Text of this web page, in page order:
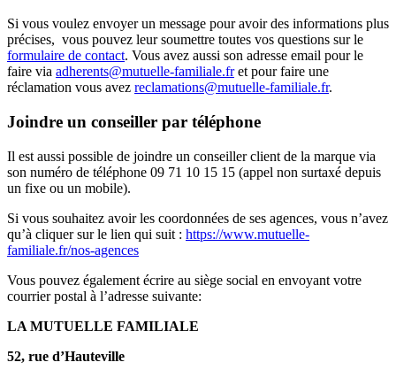
Si vous voulez envoyer un message pour avoir des informations plus
précises, vous pouvez leur soumettre toutes vos questions sur le
formulaire de contact. Vous avez aussi son adresse email pour le
faire via adherents@mutuelle-familiale.fret pour faire une
réclamation vous avez reclamations@mutuelle-familiale.fr.
Joindre un conseiller par téléphone
Il est aussi possible de joindre un conseiller client de la marque via
son numéro de téléphone 09 71 10 15 15 (appel non surtaxé depuis
un fixe ou un mobile).
Si vous souhaitez avoir les coordonnées de ses agences, vous n’avez
qu’à cliquer sur le lien qui suit : https://www.mutuelle-
familiale.fr/nos-agences
Vous pouvez également écrire au siège social en envoyant votre
courrier postal à l’adresse suivante:
LA MUTUELLE FAMILIALE
52, rue d’Hauteville